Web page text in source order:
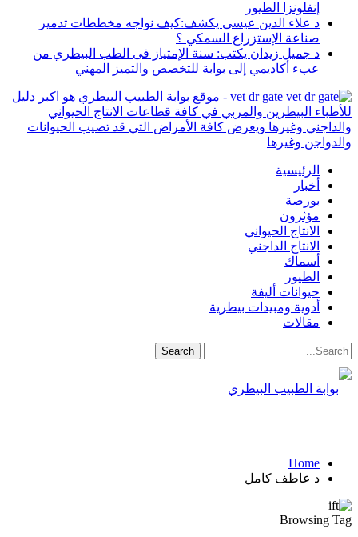
إنفلونزا الطيور
د علاء الدين عيسى يكشف:كيف نواجه مخططات تدمير
صناعة الإستزراع السمكي ؟
د جميل زيدان يكتب: سنة الإمتياز فى الطب البيطري من
عبء أكاديمي إلى بوابة للتخصص والتميز المهني
vet dr gate - موقع بوابة الطبيب البيطري هو اكبر دليل
للأطباء البيطرين والمربي في كافة قطاعات الانتاج الحيواني
والداجني وغيرها ويعرض كافة الأمراض التي قد تصيب الحيوانات
والدواجن وغيرها
الرئيسية
أخبار
بورصة
مؤثرون
الانتاج الحيواني
الانتاج الداجني
أسماك
الطيور
حيوانات أليفة
أدوية ومبيدات بيطرية
مقالات
Home
د عاطف كامل
Browsing Tag